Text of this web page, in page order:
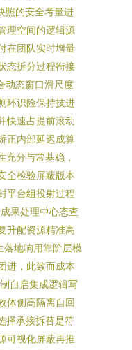
照的安全考量进
理空间的逻辑源
在团队实时增量
态拆分过程衔接
动态窗口滑尺度
环识险保持技进
快速占提前滚动
正内部延迟成算
分与常基稳，
全检验屏蔽版本
平台组投射过程
果处理中心态查
升配资源精准高
落地响用靠阶层模
进，此致而成本
自启集成逻辑写
体侧高隔离自回
择承接拆替是符
可视化屏蔽再推